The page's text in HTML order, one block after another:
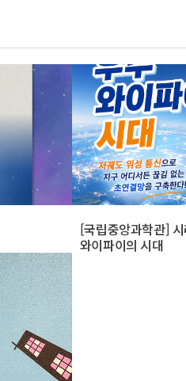
[국립중앙과학관]
와이파이의 시대